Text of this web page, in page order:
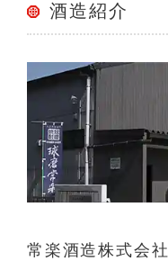
酒造紹介
常楽酒造株式会社